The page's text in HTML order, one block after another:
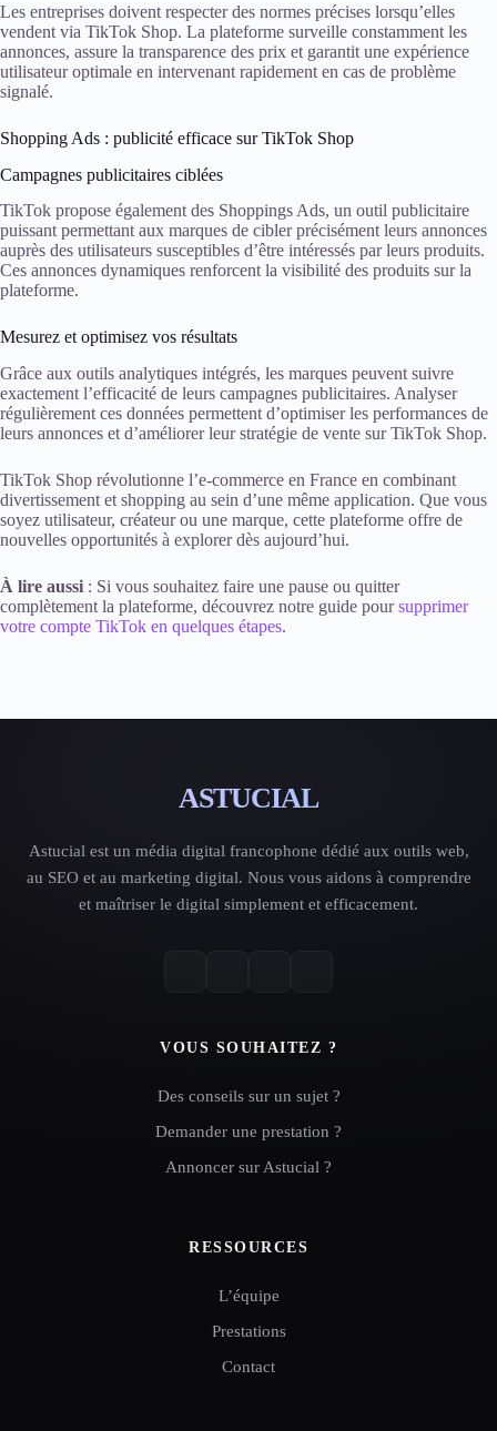
Les entreprises doivent respecter des normes précises lorsqu’elles
vendent via TikTok Shop. La plateforme surveille constamment les
annonces, assure la transparence des prix et garantit une expérience
utilisateur optimale en intervenant rapidement en cas de problème
signalé.
Shopping Ads : publicité efficace sur TikTok Shop
Campagnes publicitaires ciblées
TikTok propose également des Shoppings Ads, un outil publicitaire
puissant permettant aux marques de cibler précisément leurs annonces
auprès des utilisateurs susceptibles d’être intéressés par leurs produits.
Ces annonces dynamiques renforcent la visibilité des produits sur la
plateforme.
Mesurez et optimisez vos résultats
Grâce aux outils analytiques intégrés, les marques peuvent suivre
exactement l’efficacité de leurs campagnes publicitaires. Analyser
régulièrement ces données permettent d’optimiser les performances de
leurs annonces et d’améliorer leur stratégie de vente sur TikTok Shop.
TikTok Shop révolutionne l’e-commerce en France en combinant
divertissement et shopping au sein d’une même application. Que vous
soyez utilisateur, créateur ou une marque, cette plateforme offre de
nouvelles opportunités à explorer dès aujourd’hui.
À lire aussi : Si vous souhaitez faire une pause ou quitter
complètement la plateforme, découvrez notre guide poursupprimer
votre compte TikTok en quelques étapes.
ASTUCIAL
Astucial est un média digital francophone dédié aux outils web,
au SEO et au marketing digital. Nous vous aidons à comprendre
et maîtriser le digital simplement et efficacement.
VOUS SOUHAITEZ ?
Des conseils sur un sujet ?
Demander une prestation ?
Annoncer sur Astucial ?
RESSOURCES
L’équipe
Prestations
Contact